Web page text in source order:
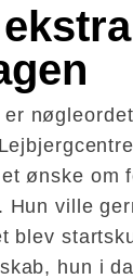
er
ønske om
Hun ville
blev
hun i